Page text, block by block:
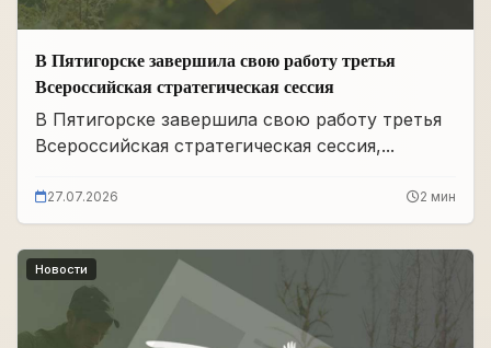
В Пятигорске завершила свою работу третья
Всероссийская стратегическая сессия
В Пятигорске завершила свою работу третья
Всероссийская стратегическая сессия,...
27.07.2026 2 мин
Новости